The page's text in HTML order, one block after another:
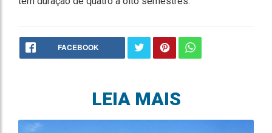
FACEBOOK
LEIA MAIS